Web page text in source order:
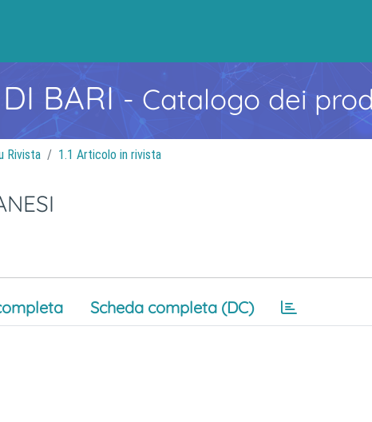
DI BARI- Catalogo dei
Rivista 1.1 Articolo in rivista
Scheda completa (DC)